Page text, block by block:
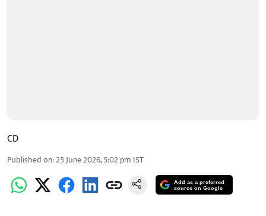
CD
Published on:25 June 2026, 5:02 pm IST
Add as a preferred
source on Google